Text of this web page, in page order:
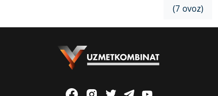
(7 ovoz)